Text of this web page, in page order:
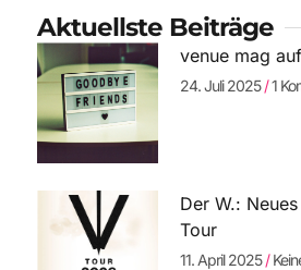
Aktuellste Beiträge
venue mag
24. Juli 2025 1
Der W.:
Tour
11. April 2025